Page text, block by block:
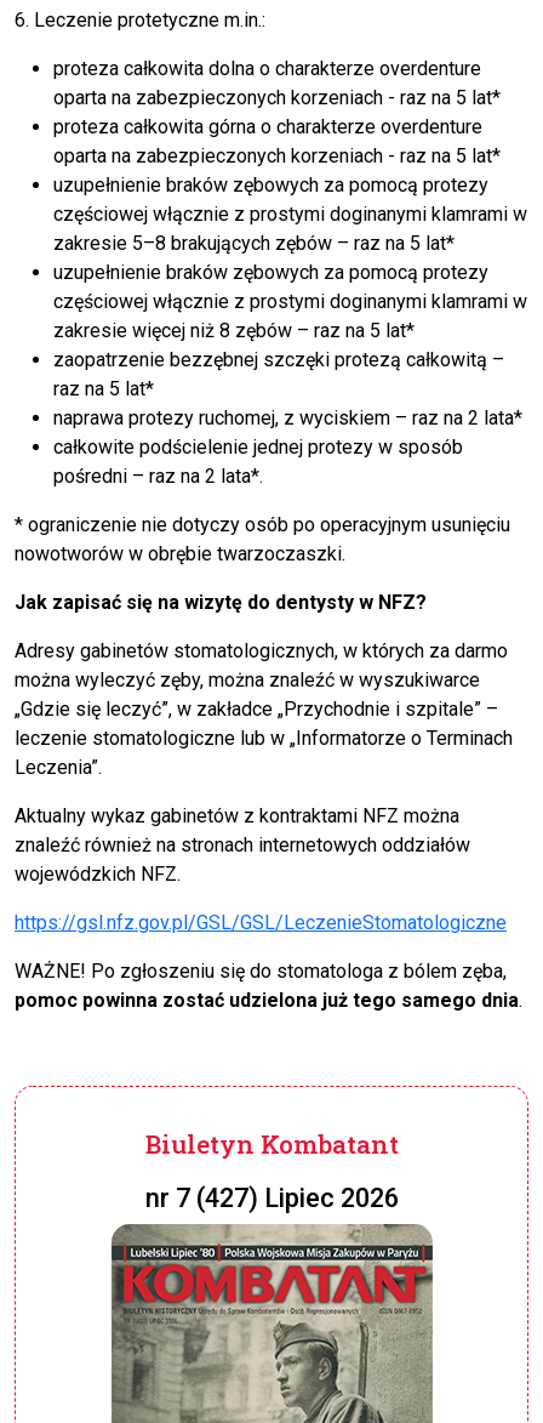
6. Leczenie protetyczne m.in.:
proteza całkowita dolna o charakterze overdenture
oparta na zabezpieczonych korzeniach - raz na 5 lat*
proteza całkowita górna o charakterze overdenture
oparta na zabezpieczonych korzeniach - raz na 5 lat*
uzupełnienie braków zębowych za pomocą protezy
częściowej włącznie z prostymi doginanymi klamrami w
zakresie 5–8 brakujących zębów – raz na 5 lat*
uzupełnienie braków zębowych za pomocą protezy
częściowej włącznie z prostymi doginanymi klamrami w
zakresie więcej niż 8 zębów – raz na 5 lat*
zaopatrzenie bezzębnej szczęki protezą całkowitą –
raz na 5 lat*
naprawa protezy ruchomej, z wyciskiem – raz na 2 lata*
całkowite podścielenie jednej protezy w sposób
pośredni – raz na 2 lata*.
* ograniczenie nie dotyczy osób po operacyjnym usunięciu
nowotworów w obrębie twarzoczaszki.
Jak zapisać się na wizytę do dentysty w NFZ?
Adresy gabinetów stomatologicznych, w których za darmo
można wyleczyć zęby, można znaleźć w wyszukiwarce
„Gdzie się leczyć”, w zakładce „Przychodnie i szpitale” –
leczenie stomatologiczne lub w „Informatorze o Terminach
Leczenia”.
Aktualny wykaz gabinetów z kontraktami NFZ można
znaleźć również na stronach internetowych oddziałów
wojewódzkich NFZ.
https://gsl.nfz.gov.pl/GSL/GSL/LeczenieStomatologiczne
WAŻNE! Po zgłoszeniu się do stomatologa z bólem zęba,
pomoc powinna zostać udzielona już tego samego dnia.
Biuletyn Kombatant
nr 7 (427) Lipiec 2026